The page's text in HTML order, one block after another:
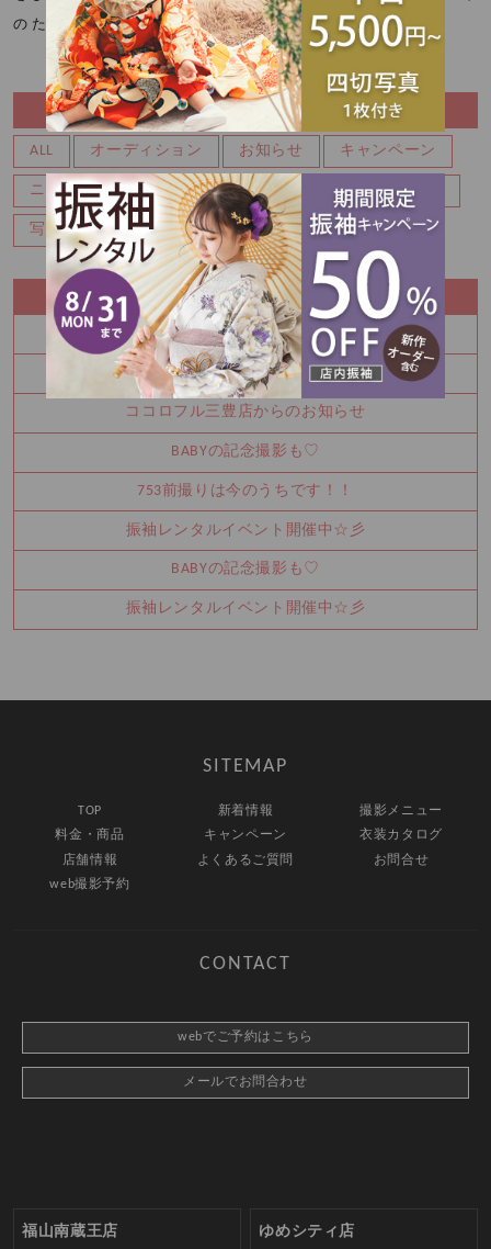
の たくさんの投票ありがとうございま……
CATEGORY
ALL オーディション お知らせ キャンペーン
ニューボーン バースデー マタニティ 七五三
写真 成人式振袖
RECENT ENTRY
七五三前撮り受付中！
BABYの記念撮影も♡
ココロフル三豊店からのお知らせ
BABYの記念撮影も♡
753前撮りは今のうちです！！
振袖レンタルイベント開催中☆彡
BABYの記念撮影も♡
振袖レンタルイベント開催中☆彡
SITEMAP
TOP 新着情報
撮影メニュー
料金・商品
キャンペーン
衣装カタログ
店舗情報
よくあるご質問
お問合せ
web撮影予約
CONTACT
webでご予約はこちら
メールでお問合わせ
福山南蔵王店 ゆめシティ店